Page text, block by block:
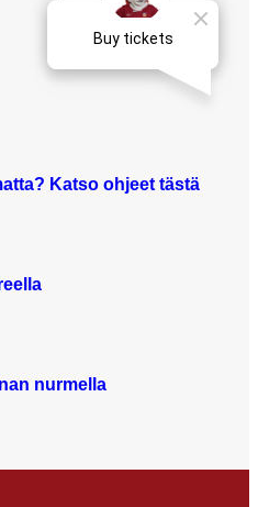
Katso ohjeet tästä
nurmella